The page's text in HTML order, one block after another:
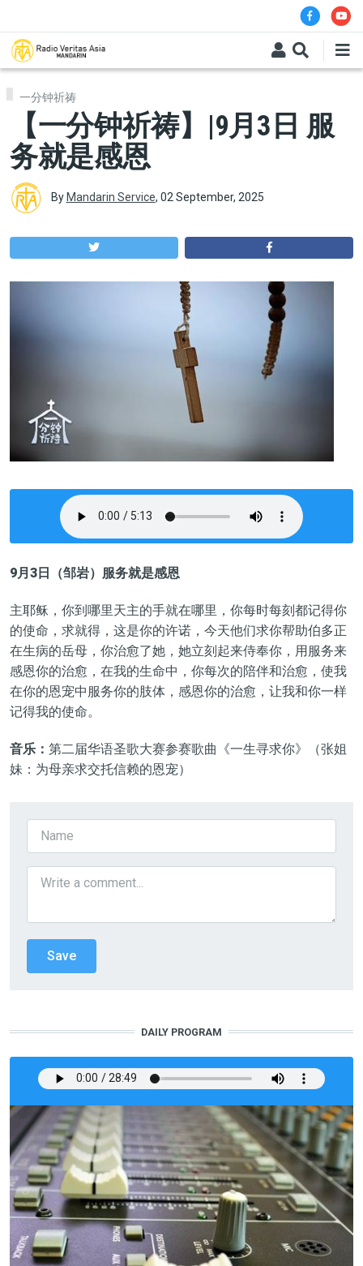
一分钟祈祷
【一分钟祈祷】|9月3日 服
务就是感恩
By Mandarin Service, 02 September, 2025
9月3日（邹岩）服务就是感恩
主耶稣，你到哪里天主的手就在哪里，你每时每刻都记得你
的使命，求就得，这是你的许诺，今天他们求你帮助伯多正
在生病的岳母，你治愈了她，她立刻起来侍奉你，用服务来
感恩你的治愈，在我的生命中，你每次的陪伴和治愈，使我
在你的恩宠中服务你的肢体，感恩你的治愈，让我和你一样
记得我的使命。
音乐： 第二届华语圣歌大赛参赛歌曲《一生寻求你》（张姐
妹：为母亲求交托信赖的恩宠）
DAILY PROGRAM